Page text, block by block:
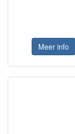
Meer info